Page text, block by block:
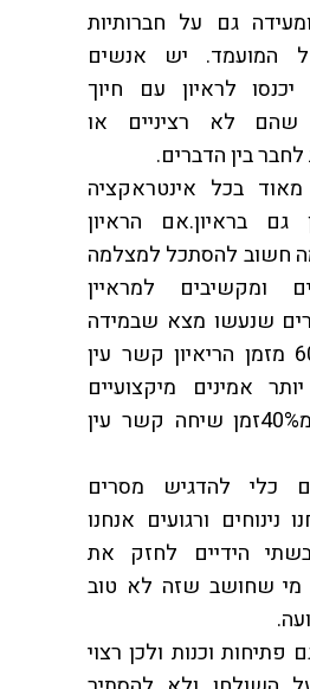
גם על חברותיות
המועמד. יש אנשים
לראיון עם חיוך
שהם לא רציניים או
בין הדברים.
בכל אינטראקציה
גם בראיון.אם הראיון
חשוב להסתכל למצלמה
ומקשיבים למראיין
שנעשו מצא שבמידה
ונייצר לפחות 60% מזמן הריאיון קשר עין
אמינים מיקצועיים
וחברותיים.פחות מ40%זמן שיחה קשר עין
כלי להדגיש מסרים
נינוחים ורגועים אנחנו
הידיים לחזק את
מי שחושב שזה לא טוב
פתיחות וכנות ולכן רצוי